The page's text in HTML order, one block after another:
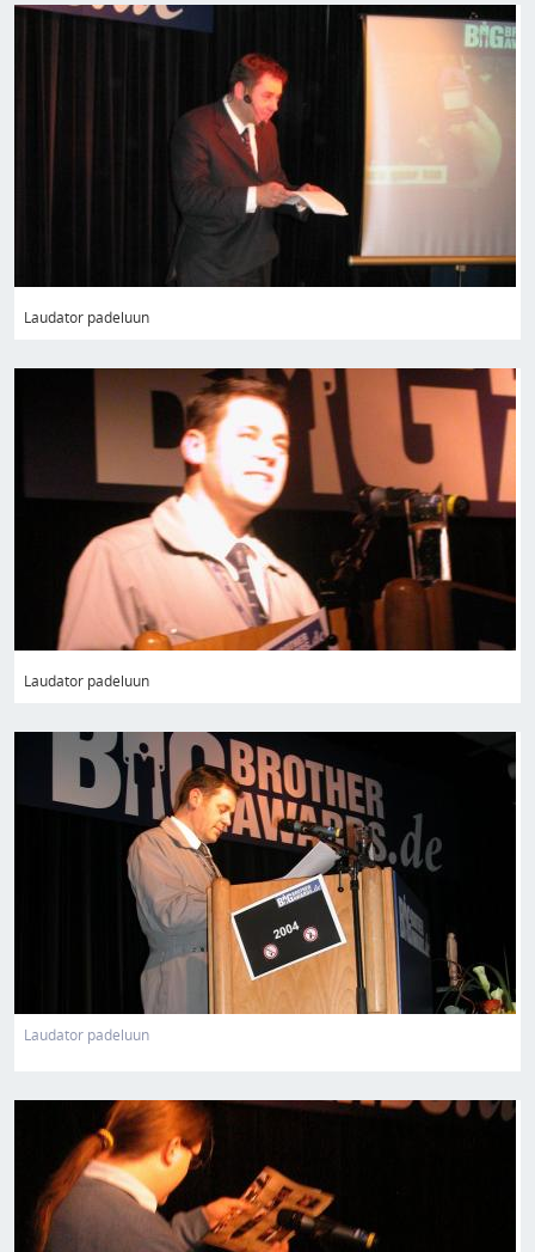
Laudator padeluun
Bild
Laudator padeluun
Bild
Laudator padeluun
Bild